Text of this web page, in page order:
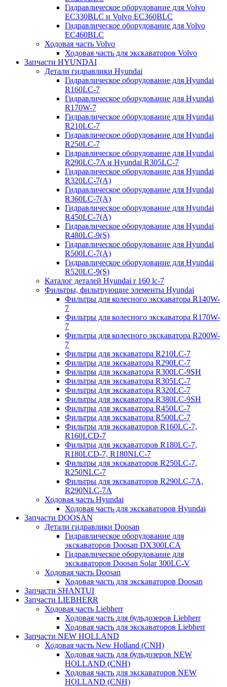
Гидравлическое оборудование для Volvo
EC330BLC и Volvo EC360BLC
Гидравлическое оборудование для Volvo
EC460BLC
Ходовая часть Volvo
Ходовая часть для экскаваторов Volvo
Запчасти HYUNDAI
Детали гидравлики Hyundai
Гидравлическое оборудование для Hyundai
R160LC-7
Гидравлическое оборудование для Hyundai
R170W-7
Гидравлическое оборудование для Hyundai
R210LC-7
Гидравлическое оборудование для Hyundai
R250LC-7
Гидравлическое оборудование для Hyundai
R290LC-7A и Hyundai R305LC-7
Гидравлическое оборудование для Hyundai
R320LC-7(A)
Гидравлическое оборудование для Hyundai
R360LC-7(A)
Гидравлическое оборудование для Hyundai
R450LC-7(A)
Гидравлическое оборудование для Hyundai
R480LC-9(S)
Гидравлическое оборудование для Hyundai
R500LC-7(A)
Гидравлическое оборудование для Hyundai
R520LC-9(S)
Каталог деталей Hyundai r 160 lc-7
Фильтры, фильтрующие элементы Hyundai
Фильтры для колесного экскаватора R140W-
7
Фильтры для колесного экскаватора R170W-
7
Фильтры для колесного экскаватора R200W-
7
Фильтры для экскаватора R210LC-7
Фильтры для экскаватора R290LC-7
Фильтры для экскаватора R300LC-9SH
Фильтры для экскаватора R305LC-7
Фильтры для экскаватора R320LC-7
Фильтры для экскаватора R380LC-9SH
Фильтры для экскаватора R450LC-7
Фильтры для экскаватора R500LC-7
Фильтры для экскаваторов R160LC-7,
R160LCD-7
Фильтры для экскаваторов R180LC-7,
R180LCD-7, R180NLC-7
Фильтры для экскаваторов R250LC-7,
R250NLC-7
Фильтры для экскаваторов R290LC-7A,
R290NLC-7A
Ходовая часть Hyundai
Ходовая часть для экскаваторов Hyundai
Запчасти DOOSAN
Детали гидравлики Doosan
Гидравлическое оборудование для
экскаваторов Doosan DX300LCA
Гидравлическое оборудование для
экскаваторов Doosan Solar 300LC-V
Ходовая часть Doosan
Ходовая часть для экскаваторов Doosan
Запчасти SHANTUI
Запчасти LIEBHERR
Ходовая часть Liebherr
Ходовая часть для бульдозеров Liebherr
Ходовая часть для экскаваторов Liebherr
Запчасти NEW HOLLAND
Ходовая часть New Holland (CNH)
Ходовая часть для бульдозеров NEW
HOLLAND (CNH)
Ходовая часть для экскаваторов NEW
HOLLAND (CNH)